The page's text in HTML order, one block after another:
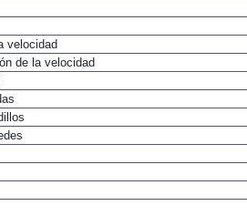
velocidad
de la velocidad